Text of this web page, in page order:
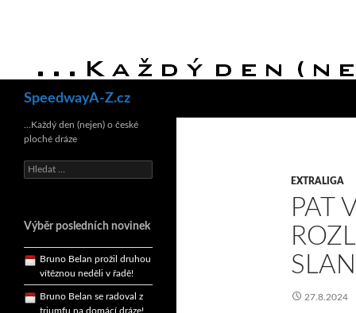
SpeedwayA-Z.cz
EXTRALIGA
PAT
27.8.2024
…Každý den (nejen) o české
ploché dráze
Vyhledávání
Výběr posledních novinek
Bruno Belan se radoval z
triumfu na domácí dráze!
Andy Appleton obhájil
Reprezentační dvojice
překvapeními!
Bruno Belan prožil druhou
vítěznou neděli v řadě!
Bruno Belan se radoval z
triumfu na domácí dráze!